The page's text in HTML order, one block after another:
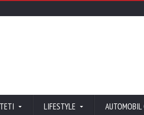
LIFESTYLE AUTOMOBIL